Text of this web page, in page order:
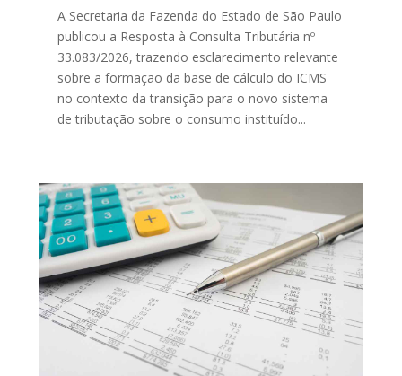
A Secretaria da Fazenda do Estado de São Paulo
publicou a Resposta à Consulta Tributária nº
33.083/2026, trazendo esclarecimento relevante
sobre a formação da base de cálculo do ICMS
no contexto da transição para o novo sistema
de tributação sobre o consumo instituído...